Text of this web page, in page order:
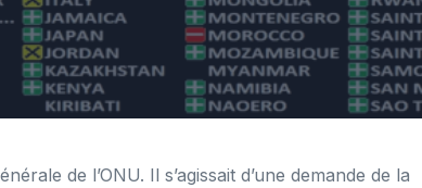
de l’ONU. Il s’agissait d’une demande de la